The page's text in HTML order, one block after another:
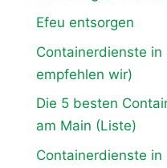
Efeu entsorgen
Containerdienste in
empfehlen wir)
Die 5 besten
am Main (Liste)
Containerdienste in